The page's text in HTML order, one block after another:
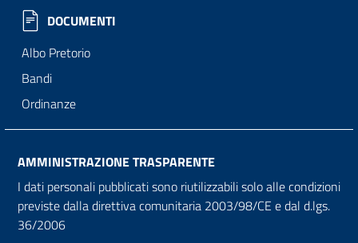
DOCUMENTI
Albo Pretorio
Bandi
Ordinanze
AMMINISTRAZIONE TRASPARENTE
I dati personali pubblicati sono riutilizzabili solo alle condizioni
previste dalla direttiva comunitaria 2003/98/CE e dal d.lgs.
36/2006